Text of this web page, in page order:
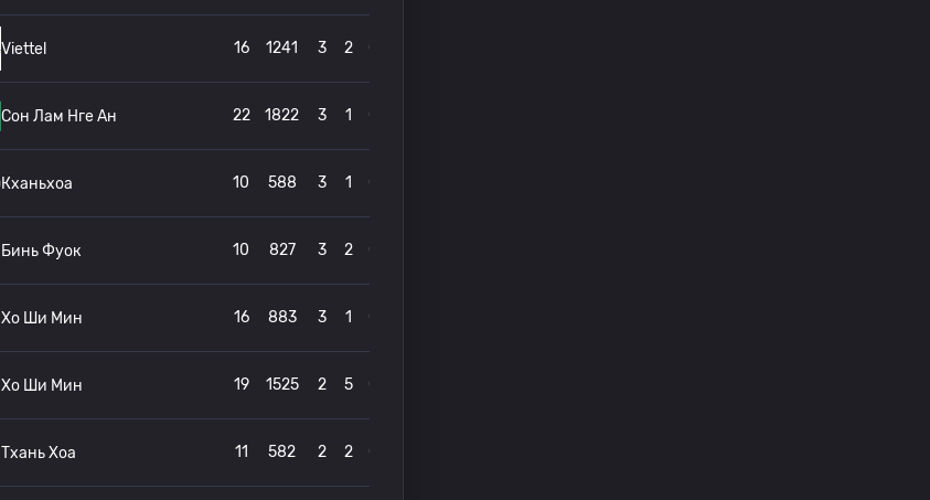
Viettel 16 1241 3 2 0
Сон Лам Нге Ан 22 1822 3 1 0
Кханьхоа 10 588 3 1 0
Бинь Фуок 10 827 3 2 0
Хо Ши Мин 16 883 3 1 0
Хо Ши Мин 19 1525 2 5 0
Тхань Хоа 11 582 2 2 0